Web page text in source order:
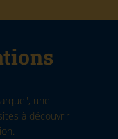
une
à découvrir